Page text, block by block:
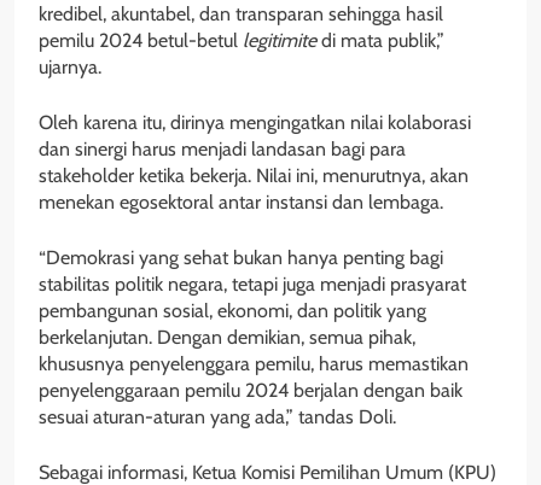
kredibel, akuntabel, dan transparan sehingga hasil
pemilu 2024 betul-betul legitimitedi mata publik,”
ujarnya.
Oleh karena itu, dirinya mengingatkan nilai kolaborasi
dan sinergi harus menjadi landasan bagi para
stakeholder ketika bekerja. Nilai ini, menurutnya, akan
menekan egosektoral antar instansi dan lembaga.
“Demokrasi yang sehat bukan hanya penting bagi
stabilitas politik negara, tetapi juga menjadi prasyarat
pembangunan sosial, ekonomi, dan politik yang
berkelanjutan. Dengan demikian, semua pihak,
khususnya penyelenggara pemilu, harus memastikan
penyelenggaraan pemilu 2024 berjalan dengan baik
sesuai aturan-aturan yang ada,” tandas Doli.
Sebagai informasi, Ketua Komisi Pemilihan Umum (KPU)